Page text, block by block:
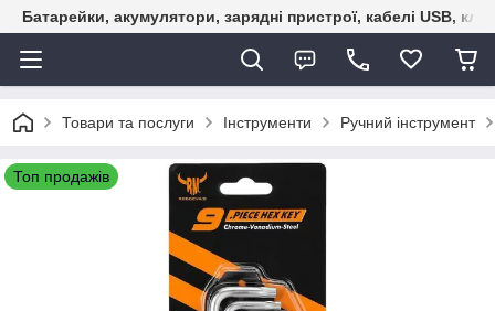
Батарейки, акумулятори, зарядні пристрої, кабелі USB,
Товари та послуги Інструменти Ручний інструмент
Топ продажів